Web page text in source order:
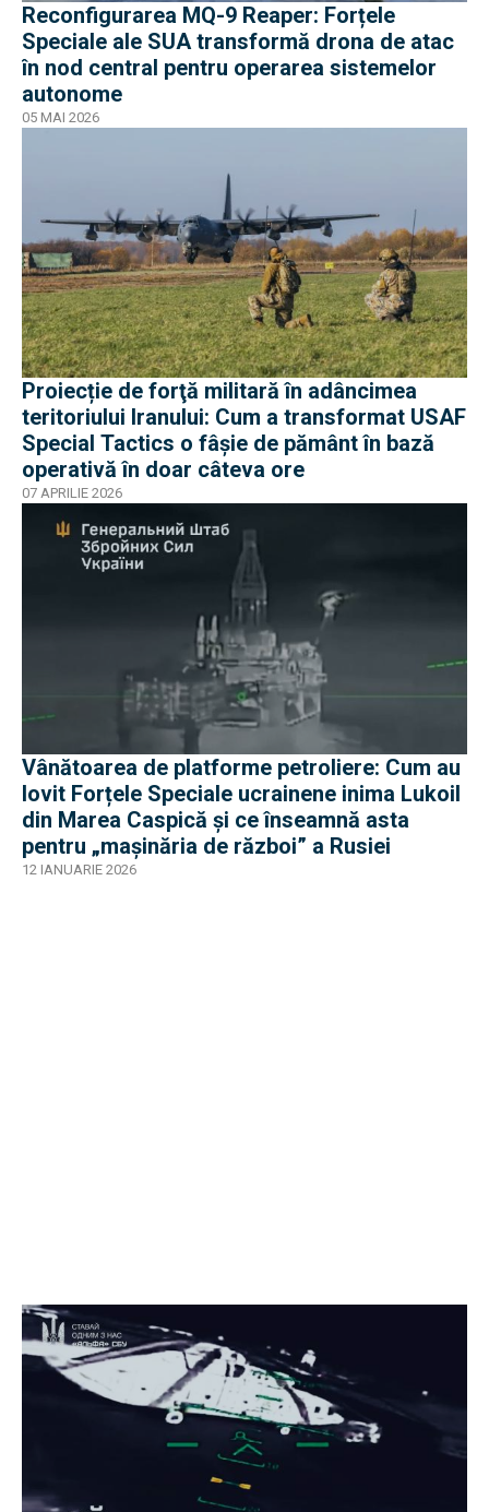
Reconfigurarea MQ-9 Reaper: Forțele
Speciale ale SUA transformă drona de atac
în nod central pentru operarea sistemelor
autonome
05 MAI 2026
Proiecție de forţă militară în adâncimea
teritoriului Iranului: Cum a transformat USAF
Special Tactics o fâșie de pământ în bază
operativă în doar câteva ore
07 APRILIE 2026
Vânătoarea de platforme petroliere: Cum au
lovit Forțele Speciale ucrainene inima Lukoil
din Marea Caspică și ce înseamnă asta
pentru „mașinăria de război” a Rusiei
12 IANUARIE 2026